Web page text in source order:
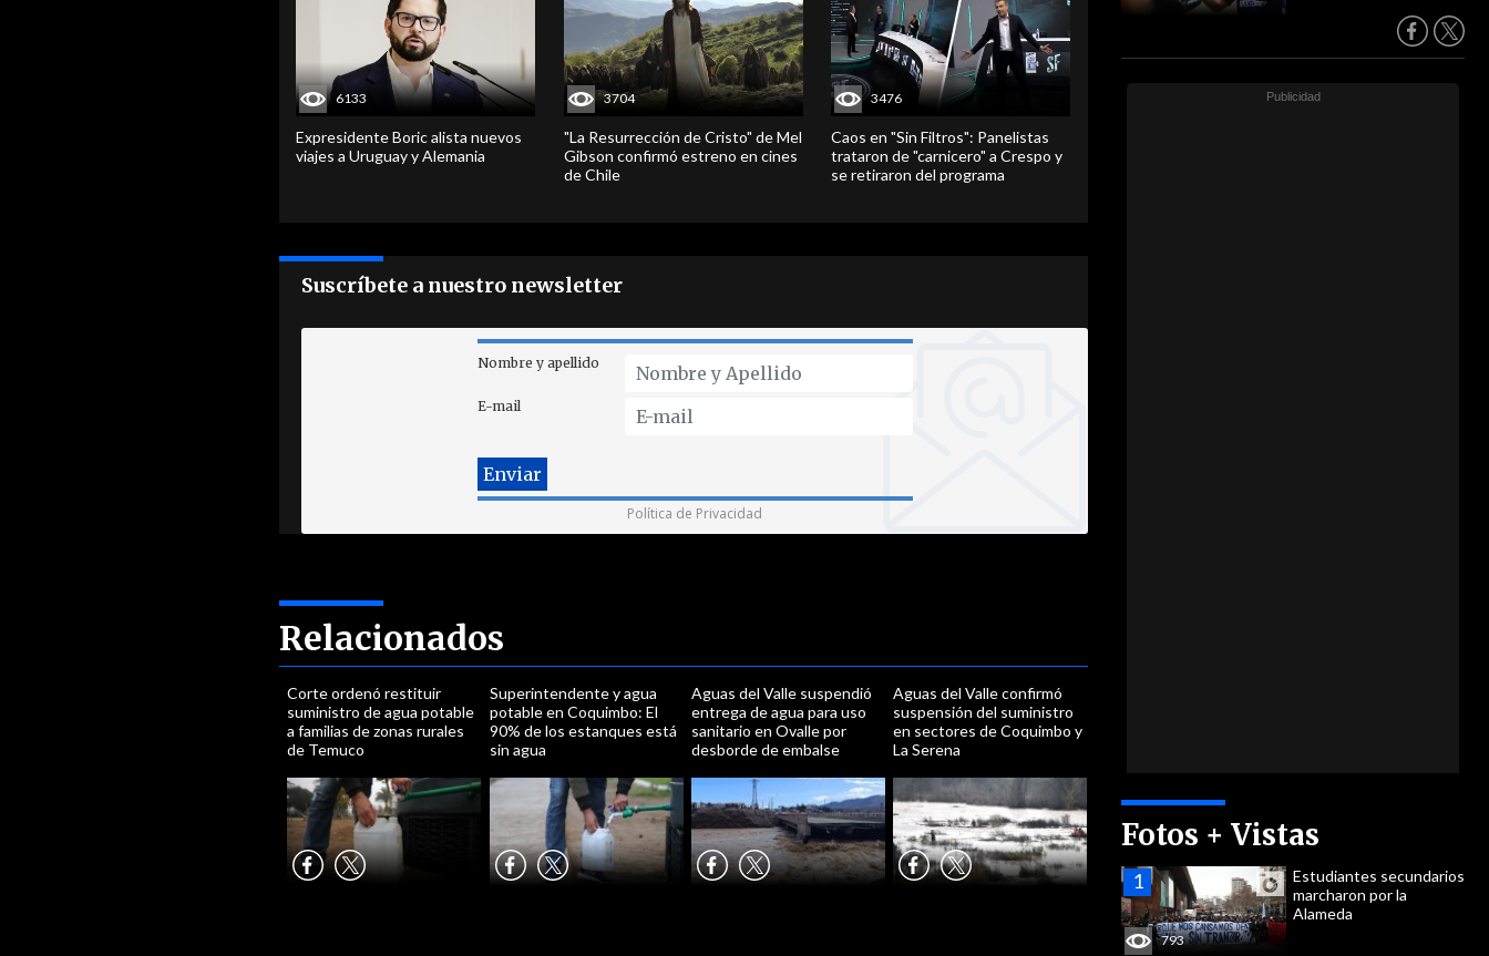
Fotos + Vistas
793
Estudiantes secundarios
marcharon por la
Alameda
6133
Expresidente Boric alista nuevos
viajes a Uruguay y Alemania
3704
"La Resurrección de Cristo" de Mel
Gibson confirmó estreno en cines
de Chile
3476
Caos en "Sin Filtros": Panelistas
trataron de "carnicero" a Crespo y
se retiraron del programa
Suscríbete a nuestro newsletter
Nombre y apellido
E-mail
Política de Privacidad
Relacionados
Corte ordenó restituir
suministro de agua potable
a familias de zonas rurales
de Temuco
Superintendente y agua
potable en Coquimbo: El
90% de los estanques está
sin agua
Aguas del Valle suspendió
entrega de agua para uso
sanitario en Ovalle por
desborde de embalse
Aguas del Valle confirmó
suspensión del suministro
en sectores de Coquimbo y
La Serena